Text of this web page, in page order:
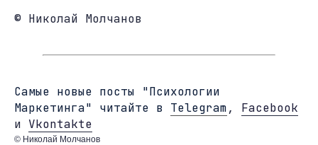
© Николай Молчанов
Cамые новые посты "Психологии
Маркетинга" читайте в Telegram, Facebook
и Vkontakte
© Николай Молчанов